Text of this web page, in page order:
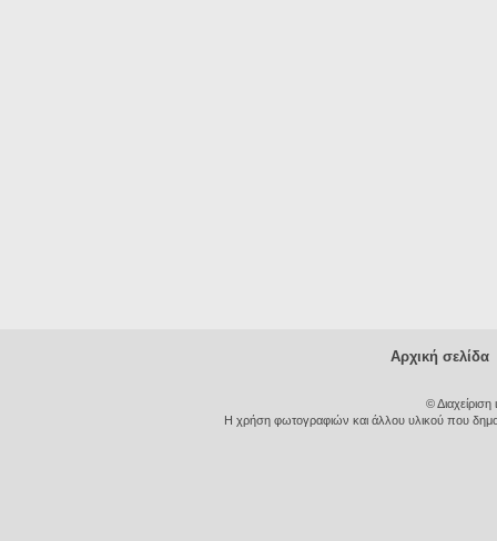
Αρχική σελίδα
©
Η χρήση φωτογραφιών και άλλου υλικού που